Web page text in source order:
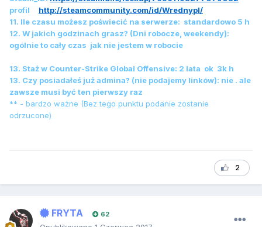
profil http://steamcommunity.com/id/Wrednypl/
11. Ile czasu możesz poświecić na serwerze: standardowo 5 h
12. W jakich godzinach grasz? (Dni robocze, weekendy):
ogólnie to cały czas jak nie jestem w robocie
13. Staż w Counter-Strike Global Offensive: 2 lata ok 3k h
13. Czy posiadałeś już admina? (nie podajemy linków): nie . ale
zawsze musi być ten pierwszy raz
** - bardzo ważne (Bez tego punktu podanie zostanie
odrzucone)
2
FRYTA 62